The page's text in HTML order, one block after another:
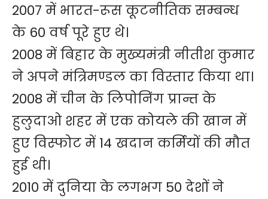
2007 में भारत-रूस कूटनीतिक सम्बन्ध
के 60 वर्ष पूरे हुए थे।
2008 में बिहार के मुख्यमंत्री नीतीश कुमार
ने अपने मंत्रिमण्डल का विस्तार किया था।
2008 में चीन के लिपोनिंग प्रान्त के
हुलुदाओ शहर में एक कोयले की खान में
हुए विस्फोट में 14 खदान कर्मियों की मौत
हुई थी।
2010 में दुनिया के लगभग 50 देशों ने